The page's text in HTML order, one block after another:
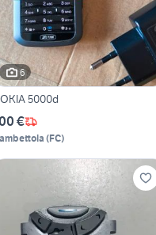
6
5000d
€
(FC)